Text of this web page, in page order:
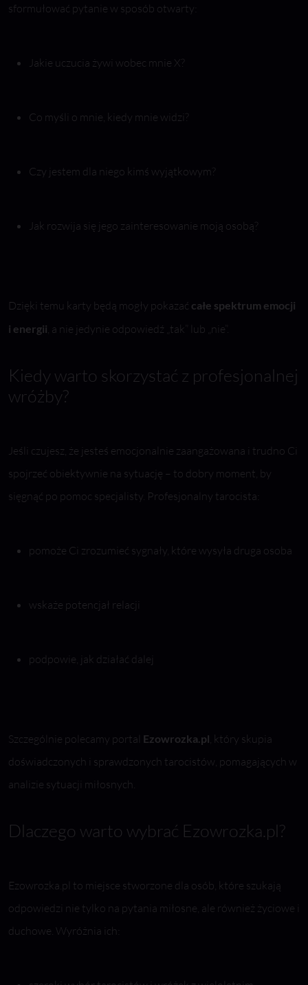
sformułować pytanie w sposób otwarty:
Jakie uczucia żywi wobec mnie X?
Co myśli o mnie, kiedy mnie widzi?
Czy jestem dla niego kimś wyjątkowym?
Jak rozwija się jego zainteresowanie moją osobą?
Dzięki temu karty będą mogły pokazać całe spektrum emocji
i energii, a nie jedynie odpowiedź „tak” lub „nie”.
Kiedy warto skorzystać z profesjonalnej
wróżby?
Jeśli czujesz, że jesteś emocjonalnie zaangażowana i trudno Ci
spojrzeć obiektywnie na sytuację – to dobry moment, by
sięgnąć po pomoc specjalisty. Profesjonalny tarocista:
pomoże Ci zrozumieć sygnały, które wysyła druga osoba
wskaże potencjał relacji
podpowie, jak działać dalej
Szczególnie polecamy portal Ezowrozka.pl, który skupia
doświadczonych i sprawdzonych tarocistów, pomagających w
analizie sytuacji miłosnych.
Dlaczego warto wybrać Ezowrozka.pl?
Ezowrozka.pl to miejsce stworzone dla osób, które szukają
odpowiedzi nie tylko na pytania miłosne, ale również życiowe i
duchowe. Wyróżnia ich: